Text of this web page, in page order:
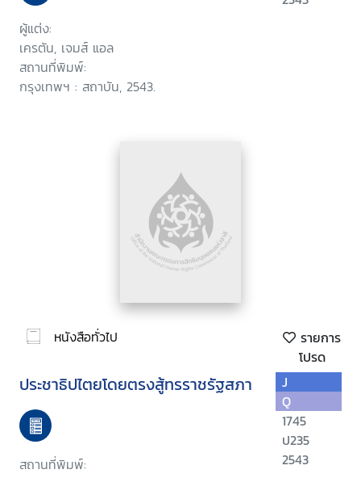
ผู้แต่ง:
เครตัน, เจมส์ แอล
สถานที่พิมพ์:
กรุงเทพฯ : สถาบัน, 2543.
หนังสือทั่วไป
รายการ
โปรด
ประชาธิปไตยโดยตรงสู้ทรราชรัฐสภา
สถานที่พิมพ์:
J
Q
1745
ป235
2543